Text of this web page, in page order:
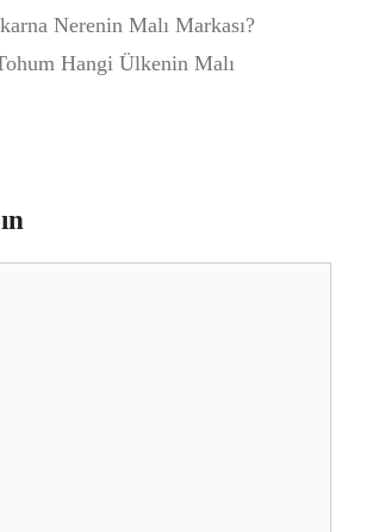
Nerenin Malı Markası?
Hangi Ülkenin Malı